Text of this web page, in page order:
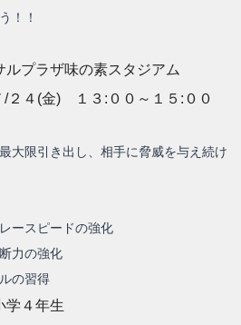
！！
ルプラザ味の素スタジアム
/２４(金) １３:００～１５:００
大限引き出し、相手に脅威を与え続け
ースピードの強化
力の強化
の習得
学４年生